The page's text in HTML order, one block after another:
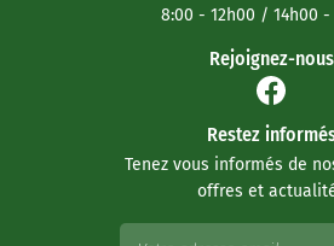
8:00 - 12h00 / 14h00 -
Rejoignez-nous
Restez
Tenez vous informés de
offres et